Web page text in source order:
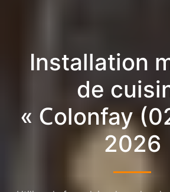
Installation
de
« Colonfay
2026